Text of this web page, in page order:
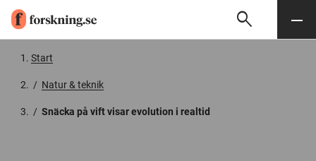
Söksearch Meny
Start
/ Natur & teknik
/ Snäcka på vift visar evolution i realtid